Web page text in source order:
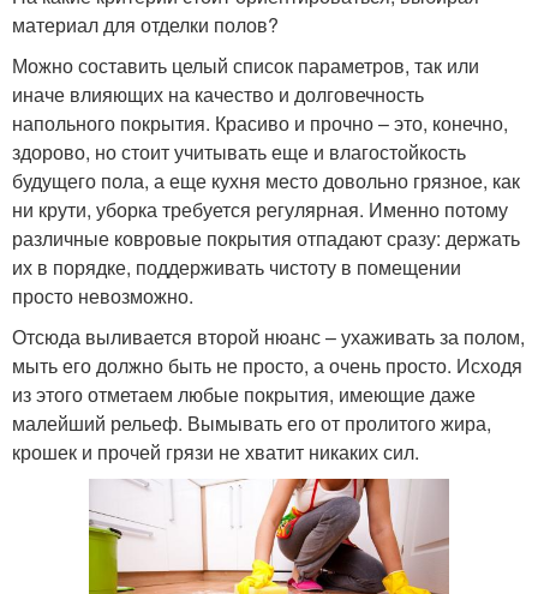
материал для отделки полов?
Можно составить целый список параметров, так или
иначе влияющих на качество и долговечность
напольного покрытия. Красиво и прочно – это, конечно,
здорово, но стоит учитывать еще и влагостойкость
будущего пола, а еще кухня место довольно грязное, как
ни крути, уборка требуется регулярная. Именно потому
различные ковровые покрытия отпадают сразу: держать
их в порядке, поддерживать чистоту в помещении
просто невозможно.
Отсюда выливается второй нюанс – ухаживать за полом,
мыть его должно быть не просто, а очень просто. Исходя
из этого отметаем любые покрытия, имеющие даже
малейший рельеф. Вымывать его от пролитого жира,
крошек и прочей грязи не хватит никаких сил.